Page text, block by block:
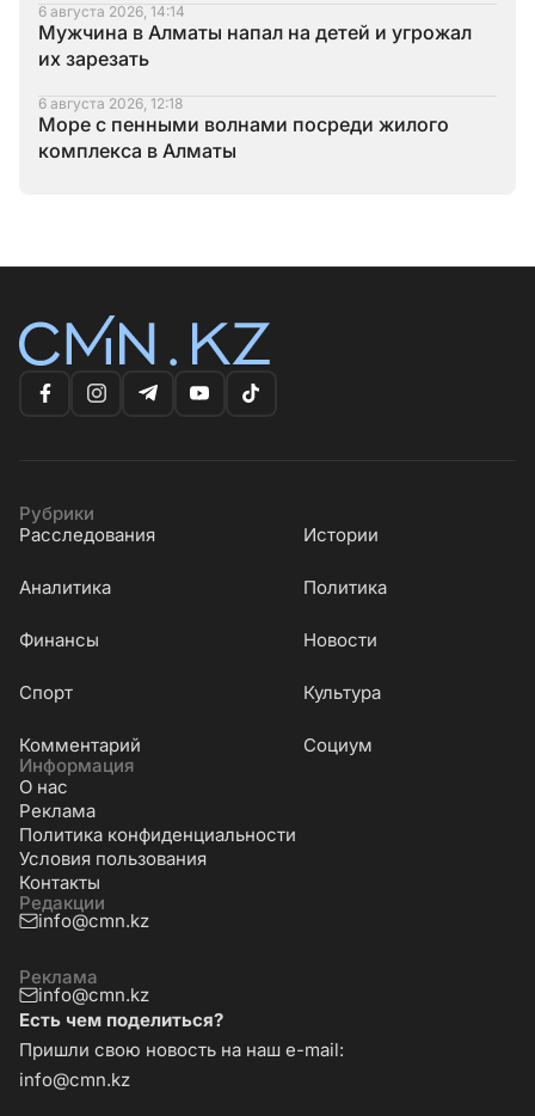
6 августа 2026, 14:14
Мужчина в Алматы напал на детей и угрожал
их зарезать
6 августа 2026, 12:18
Море с пенными волнами посреди жилого
комплекса в Алматы
Рубрики
Расследования
Истории
Аналитика Политика
Финансы Новости
Cпорт Культура
Комментарий
Социум
Информация
О нас
Реклама
Политика конфиденциальности
Условия пользования
Контакты
Редакции
info@cmn.kz
Реклама
info@cmn.kz
Есть чем поделиться?
Пришли свою новость на наш e-mail:
info@cmn.kz